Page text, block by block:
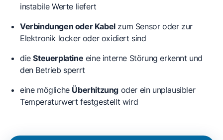
instabile Werte liefert
Verbindungen oder Kabelzum Sensor oder zur
Elektronik locker oder oxidiert sind
dieSteuerplatine eine interne Störung erkennt und
den Betrieb sperrt
eine mögliche Überhitzung oder ein unplausibler
Temperaturwert festgestellt wird